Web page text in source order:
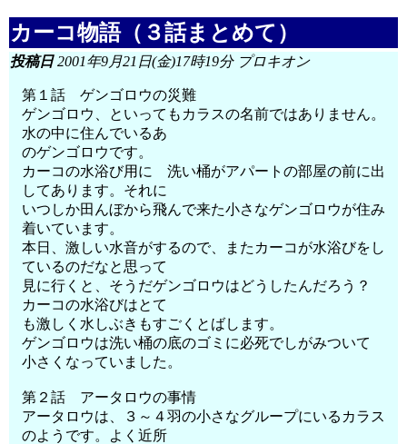
カーコ物語（３話まとめて）
投稿日2001年9月21日(金)17時19分 プロキオン
第１話 ゲンゴロウの災難
ゲンゴロウ、といってもカラスの名前ではありません。
水の中に住んでいるあ
のゲンゴロウです。
カーコの水浴び用に 洗い桶がアパートの部屋の前に出
してあります。それに
いつしか田んぼから飛んで来た小さなゲンゴロウが住み
着いています。
本日、激しい水音がするので、またカーコが水浴びをし
ているのだなと思って
見に行くと、そうだゲンゴロウはどうしたんだろう？
カーコの水浴びはとて
も激しく水しぶきもすごくとばします。
ゲンゴロウは洗い桶の底のゴミに必死でしがみついて
小さくなっていました。
第２話 アータロウの事情
アータロウは、３～４羽の小さなグループにいるカラス
のようです。よく近所